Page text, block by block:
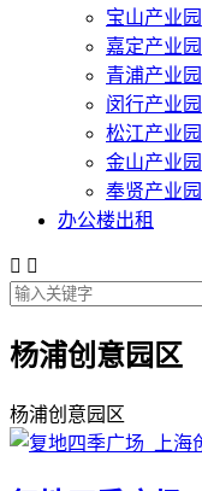
宝山产业园
嘉定产业园
青浦产业园
闵行产业园
松江产业园
金山产业园
奉贤产业园
办公楼出租
 
杨浦创意园区
杨浦创意园区